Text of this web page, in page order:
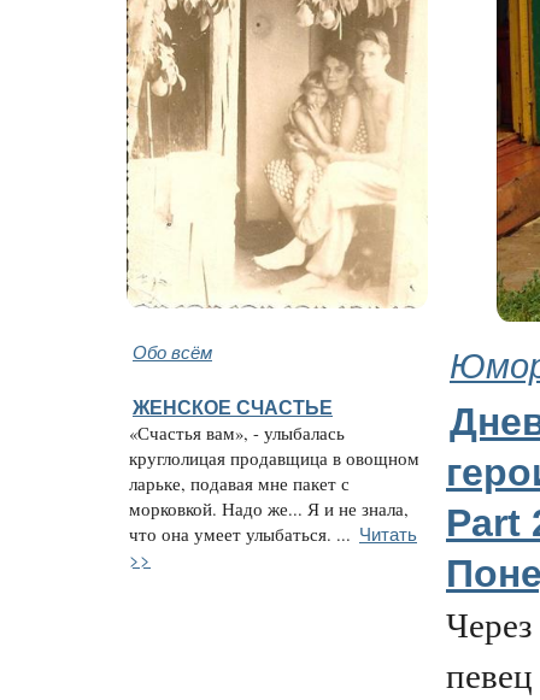
Обо всём
ЖЕНСКОЕ СЧАСТЬЕ
«Счастья вам», - улыбалась
круглолицая продавщица в овощном
ларьке, подавая мне пакет с
морковкой. Надо же... Я и не знала,
что она умеет улыбаться. ... Читать
>>
Part